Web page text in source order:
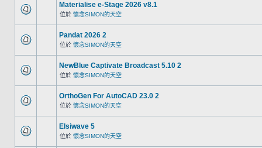
Materialise e-Stage 2026 v8.1
位於 懷念SIMON的天空
Pandat 2026 2
位於 懷念SIMON的天空
NewBlue Captivate Broadcast 5.10 2
位於 懷念SIMON的天空
OrthoGen For AutoCAD 23.0 2
位於 懷念SIMON的天空
Elsiwave 5
位於 懷念SIMON的天空